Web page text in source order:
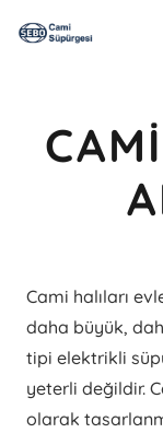
Cami halıları
daha büyük,
tipi elektrikli
yeterli değildir.
olarak